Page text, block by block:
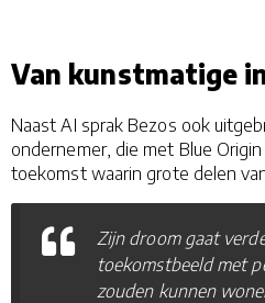
Van kunstmatige
Naast AI sprak Bezos ook
ondernemer, die met Blue
toekomst waarin grote delen
Zijn droom gaat
toekomstbeeld met
zouden kunnen